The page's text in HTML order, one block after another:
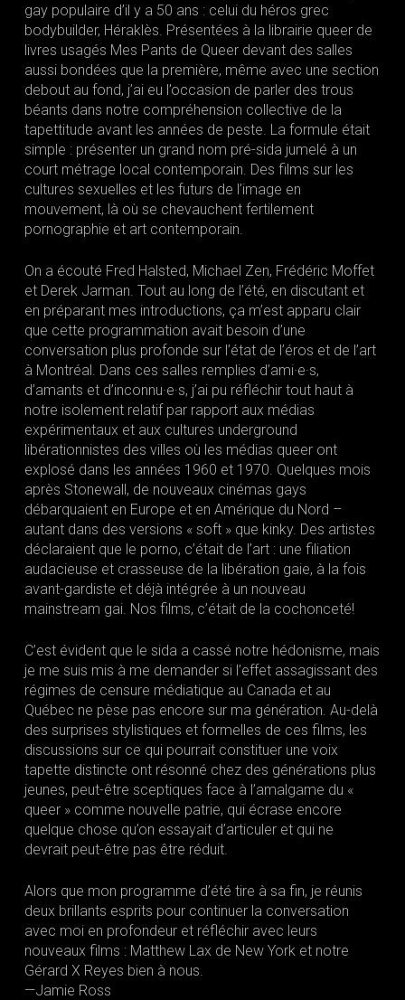
gay populaire d’il y a 50 ans : celui du héros grec
bodybuilder, Héraklès. Présentées à la librairie queer de
livres usagés Mes Pants de Queer devant des salles
aussi bondées que la première, même avec une section
debout au fond, j’ai eu l’occasion de parler des trous
béants dans notre compréhension collective de la
tapettitude avant les années de peste. La formule était
simple : présenter un grand nom pré-sida jumelé à un
court métrage local contemporain. Des films sur les
cultures sexuelles et les futurs de l’image en
mouvement, là où se chevauchent fertilement
pornographie et art contemporain.
On a écouté Fred Halsted, Michael Zen, Frédéric Moffet
et Derek Jarman. Tout au long de l’été, en discutant et
en préparant mes introductions, ça m’est apparu clair
que cette programmation avait besoin d’une
conversation plus profonde sur l’état de l’éros et de l’art
à Montréal. Dans ces salles remplies d’ami·e·s,
d’amants et d’inconnu·e·s, j’ai pu réfléchir tout haut à
notre isolement relatif par rapport aux médias
expérimentaux et aux cultures underground
libérationnistes des villes où les médias queer ont
explosé dans les années 1960 et 1970. Quelques mois
après Stonewall, de nouveaux cinémas gays
débarquaient en Europe et en Amérique du Nord –
autant dans des versions « soft » que kinky. Des artistes
déclaraient que le porno, c’était de l’art : une filiation
audacieuse et crasseuse de la libération gaie, à la fois
avant-gardiste et déjà intégrée à un nouveau
mainstream gai. Nos films, c’était de la cochonceté!
C’est évident que le sida a cassé notre hédonisme, mais
je me suis mis à me demander si l’effet assagissant des
régimes de censure médiatique au Canada et au
Québec ne pèse pas encore sur ma génération. Au-delà
des surprises stylistiques et formelles de ces films, les
discussions sur ce qui pourrait constituer une voix
tapette distincte ont résonné chez des générations plus
jeunes, peut-être sceptiques face à l’amalgame du «
queer » comme nouvelle patrie, qui écrase encore
quelque chose qu’on essayait d’articuler et qui ne
devrait peut-être pas être réduit.
Alors que mon programme d’été tire à sa fin, je réunis
deux brillants esprits pour continuer la conversation
avec moi en profondeur et réfléchir avec leurs
nouveaux films : Matthew Lax de New York et notre
Gérard X Reyes bien à nous.
—Jamie Ross